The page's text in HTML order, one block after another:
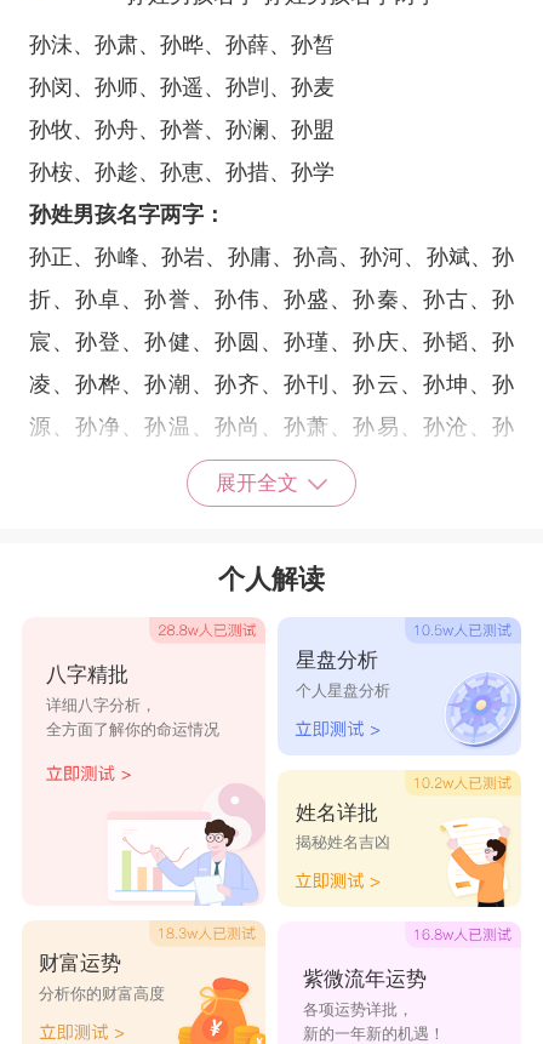
孙沬、孙肃、孙晔、孙薛、孙皙
孙闵、孙师、孙遥、孙剀、孙麦
孙牧、孙舟、孙誉、孙澜、孙盟
孙桉、孙趁、孙恵、孙措、孙学
孙姓男孩名字两字：
孙正、孙峰、孙岩、孙庸、孙高、孙河、孙斌、孙
折、孙卓、孙誉、孙伟、孙盛、孙秦、孙古、孙
宸、孙登、孙健、孙圆、孙瑾、孙庆、孙韬、孙
凌、孙桦、孙潮、孙齐、孙刊、孙云、孙坤、孙
源、孙净、孙温、孙尚、孙萧、孙易、孙沧、孙
裕、孙度、孙刚、孙亦、孙谷、孙年、孙征、孙
苑、孙倚、孙益、孙昆、孙励、孙百、孙余、孙
孙姓男孩名字带寓意：
1. 孙韬：意为“才华横溢”的韬略，寓意着孩子将来
拥有出众的才华和智慧。
2. 孙逸：逸意为“优秀”，寓意着孩子将来能够出类
拔萃，超越常人。
3. 孙越：越表示“超越”，寓意着孩子将来能够跨越
困难，取得成功。
4. 孙霖：霖意为“雨水充沛”，寓意着孩子将来能够
拥有如雨水般滋润的生活。
5. 孙峰：峰意为“高峰”，寓意着孩子将来能够攀登
高峰，取得辉煌成就。
展开全文
个人解读
八字精批
详细八字分析，
全方面了解你的命运情况
财富运势
分析你的财富高度
星盘分析
个人星盘分析
姓名详批
揭秘姓名吉凶
紫微流年运势
各项运势详批，
新的一年新的机遇！